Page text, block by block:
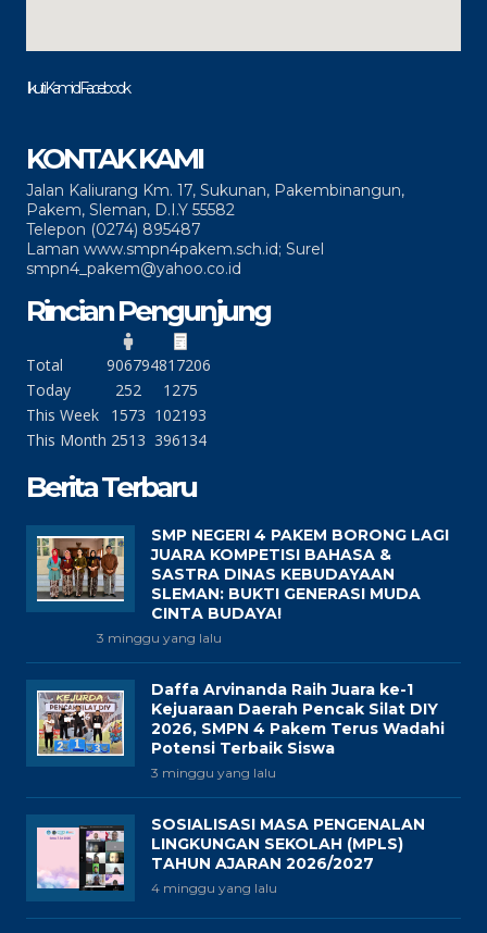
Ikuti Kami di Facebook
KONTAK KAMI
Jalan Kaliurang Km. 17, Sukunan, Pakembinangun,
Pakem, Sleman, D.I.Y 55582
Telepon (0274) 895487
Laman www.smpn4pakem.sch.id; Surel
smpn4_pakem@yahoo.co.id
Rincian Pengunjung
Total 906794817206
Today
252
1275
This Week
1573 102193
This Month 2513 396134
Berita Terbaru
SMP NEGERI 4 PAKEM BORONG LAGI
JUARA KOMPETISI BAHASA &
SASTRA DINAS KEBUDAYAAN
SLEMAN: BUKTI GENERASI MUDA
CINTA BUDAYA!
3 minggu yang lalu
Daffa Arvinanda Raih Juara ke-1
Kejuaraan Daerah Pencak Silat DIY
2026, SMPN 4 Pakem Terus Wadahi
Potensi Terbaik Siswa
3 minggu yang lalu
SOSIALISASI MASA PENGENALAN
LINGKUNGAN SEKOLAH (MPLS)
TAHUN AJARAN 2026/2027
4 minggu yang lalu